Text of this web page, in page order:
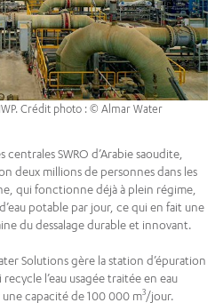
Crédit photo : © Almar Water
centrales SWRO d’Arabie saoudite,
deux millions de personnes dans les
qui fonctionne déjà à plein régime,
potable par jour, ce qui en fait une
du dessalage durable et innovant.
Solutions gère la station d’épuration
recycle l’eau usagée traitée en eau
capacité de 100 000 m3/jour.